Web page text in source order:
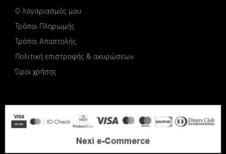
Ο λογαριασμός μου
Τρόποι Πληρωμής
Τρόποι Αποστολής
Πολιτική επιστροφής & ακυρώσεων
Όροι χρήσης